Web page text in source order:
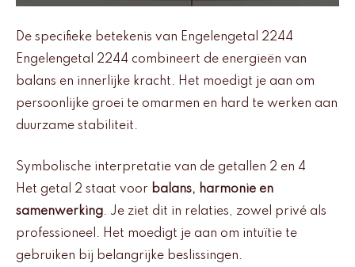
De specifieke betekenis van Engelengetal 2244
Engelengetal 2244 combineert de energieën van
balans en innerlijke kracht. Het moedigt je aan om
persoonlijke groei te omarmen en hard te werken aan
duurzame stabiliteit.
Symbolische interpretatie van de getallen 2 en 4
Het getal 2 staat voor balans, harmonie en
samenwerking. Je ziet dit in relaties, zowel privé als
professioneel. Het moedigt je aan om intuïtie te
gebruiken bij belangrijke beslissingen.